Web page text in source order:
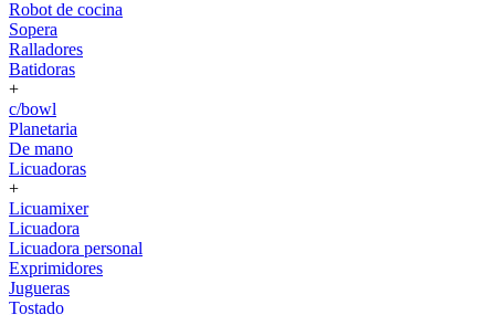
Robot de cocina
Sopera
Ralladores
Batidoras
+
c/bowl
Planetaria
De mano
Licuadoras
+
Licuamixer
Licuadora
Licuadora personal
Exprimidores
Jugueras
Tostado